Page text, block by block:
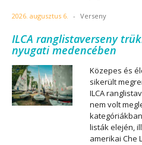
2026. augusztus 6. - Verseny
ILCA ranglistaverseny
nyugati medencében
Közepes és
sikerült
ILCA
nem volt
listák elején,
amerikai Che